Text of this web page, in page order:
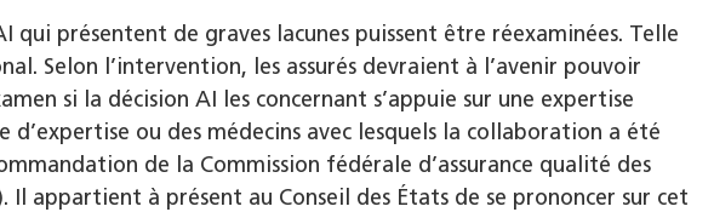
qui présentent de graves lacunes puissent être réexaminées. Telle
Selon l’intervention, les assurés devraient à l’avenir pouvoir
si la décision AI les concernant s’appuie sur une expertise
d’expertise ou des médecins avec lesquels la collaboration a été
de la Commission fédérale d’assurance qualité des
Il appartient à présent au Conseil des États de se prononcer sur cet